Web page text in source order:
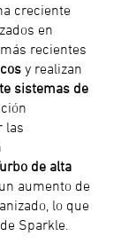
creciente
en
recientes
y realizan
sistemas de
las
de alta
aumento de
lo que
Sparkle.